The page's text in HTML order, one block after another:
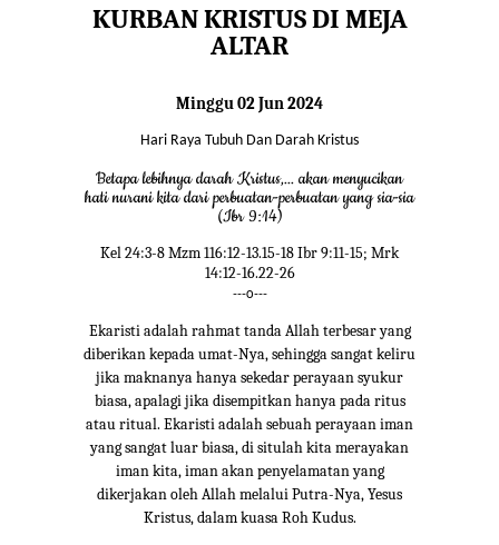
KURBAN KRISTUS DI MEJA
ALTAR
Minggu 02 Jun 2024
Hari Raya Tubuh Dan Darah Kristus
Betapa lebihnya darah Kristus,... akan menyucikan
hati nurani kita dari perbuatan-perbuatan yang sia-sia
(Ibr 9:14)
Kel 24:3-8 Mzm 116:12-13.15-18 Ibr 9:11-15; Mrk
14:12-16.22-26
---o---
Ekaristi adalah rahmat tanda Allah terbesar yang
diberikan kepada umat-Nya, sehingga sangat keliru
jika maknanya hanya sekedar perayaan syukur
biasa, apalagi jika disempitkan hanya pada ritus
atau ritual. Ekaristi adalah sebuah perayaan iman
yang sangat luar biasa, di situlah kita merayakan
iman kita, iman akan penyelamatan yang
dikerjakan oleh Allah melalui Putra-Nya, Yesus
Kristus, dalam kuasa Roh Kudus.